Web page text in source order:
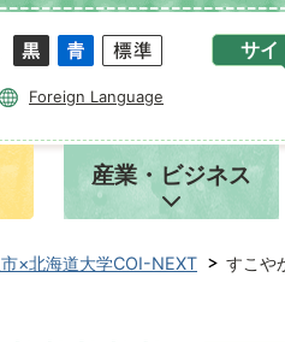
Foreign Language
サイ
ト
索
産業・ビジネス
×北海道大学COI-NEXT
すこや